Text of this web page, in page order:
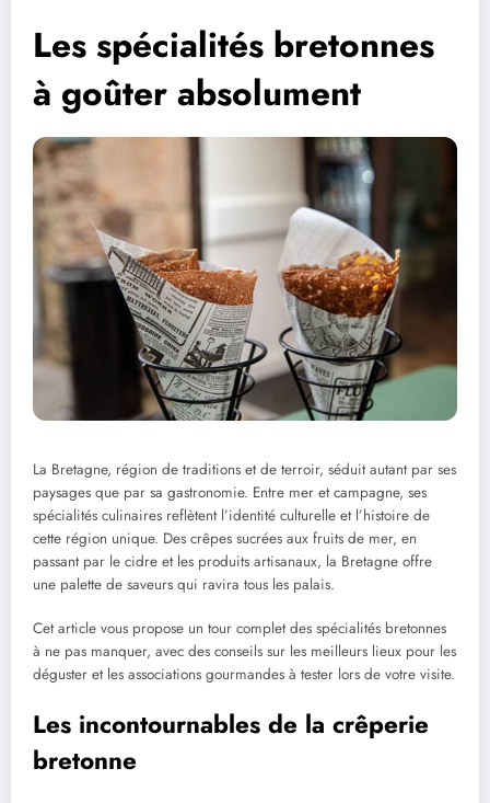
Les spécialités bretonnes
à goûter absolument
La Bretagne, région de traditions et de terroir, séduit autant par ses
paysages que par sa gastronomie. Entre mer et campagne, ses
spécialités culinaires reflètent l’identité culturelle et l’histoire de
cette région unique. Des crêpes sucrées aux fruits de mer, en
passant par le cidre et les produits artisanaux, la Bretagne offre
une palette de saveurs qui ravira tous les palais.
Cet article vous propose un tour complet des spécialités bretonnes
à ne pas manquer, avec des conseils sur les meilleurs lieux pour les
déguster et les associations gourmandes à tester lors de votre visite.
Les incontournables de la crêperie
bretonne